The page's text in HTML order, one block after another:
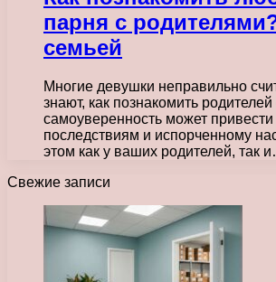
парня с
семьей
Многие девушки неправильно
знают, как познакомить
самоуверенность может привести
последствиям и испорченному
этом как у ваших родителей, так
Свежие записи